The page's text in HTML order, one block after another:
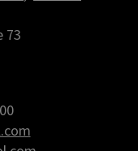
73